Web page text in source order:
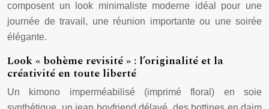
composent un look minimaliste moderne idéal pour une
journée de travail, une réunion importante ou une soirée
élégante.
Look « bohème revisité » : l’originalité et la
créativité en toute liberté
Un kimono imperméabilisé (imprimé floral) en soie